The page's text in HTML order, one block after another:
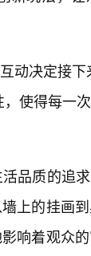
动决定接
使得每一
品质的追
上的挂画
响着观众